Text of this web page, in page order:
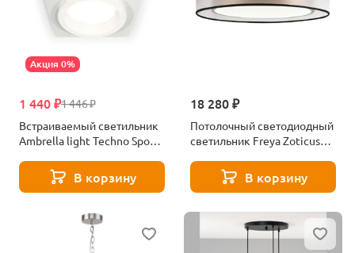
Акция 0%
1 446 ₽
1 440 ₽
Встраиваемый светильник
Ambrella light Techno Spot
XC6520064В корзину
18 280 ₽
Потолочный светодиодный
светильник Freya Zoticus
В корзину